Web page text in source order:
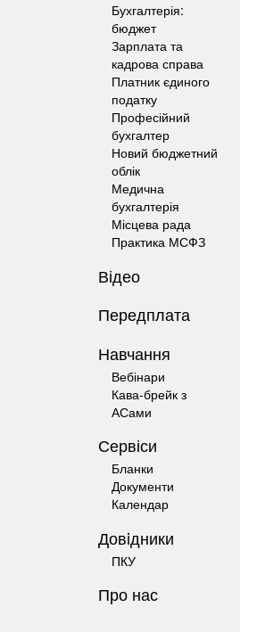
Бухгалтерія:
бюджет
Зарплата та
кадрова справа
Платник єдиного
податку
Професійний
бухгалтер
Новий бюджетний
облік
Медична
бухгалтерія
Місцева рада
Практика МСФЗ
Відео
Передплата
Навчання
Вебінари
Кава-брейк з
АСами
Сервіси
Бланки
Документи
Календар
Довiдники
ПКУ
Про нас